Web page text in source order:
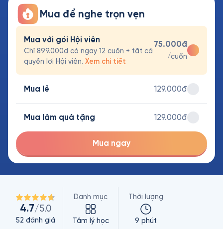
Mua để nghe trọn vẹn
Mua với gói Hội viên
Chỉ 899.000đ có ngay 12 cuốn + tất cả
quyền lợi Hội viên. Xem chi tiết
75.000đ
/cuốn
Mua lẻ 129.000đ
Mua làm quà tặng 129.000đ
Mua ngay
4.7/5.0
52 đánh giá
Danh mục
Tâm lý học
Thời lượng
9 phút